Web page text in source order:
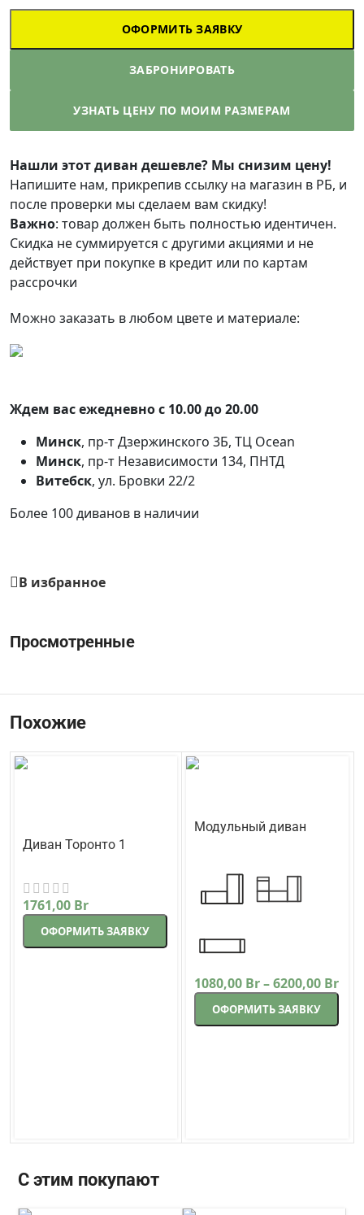
ЗАБРОНИРОВАТЬ
ОФОРМИТЬ ЗАЯВКУ
УЗНАТЬ ЦЕНУ ПО МОИМ РАЗМЕРАМ
Нашли этот диван дешевле? Мы снизим цену!
Напишите нам, прикрепив ссылку на магазин в РБ, и
после проверки мы сделаем вам скидку!
Важно: товар должен быть полностью идентичен.
Скидка не суммируется с другими акциями и не
действует при покупке в кредит или по картам
рассрочки
Можно заказать в любом цвете и материале:
Ждем вас ежедневно с 10.00 до 20.00
Минск, пр-т Дзержинского 3Б, ТЦ Ocean
Минск, пр-т Независимости 134, ПНТД
Витебск, ул. Бровки 22/2
Более 100 диванов в наличии
В избранное
Просмотренные
Похожие
Диван Торонто 1
бежевый
1761,00 Br
ОФОРМИТЬ ЗАЯВКУ
Модульный диван
1080,00 Br–6200,00 Br
ОФОРМИТЬ ЗАЯВКУ
С этим покупают